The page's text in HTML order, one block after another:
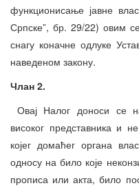
функционисање јавне
Српске”, бр. 29/22) овим
снагу коначне одлуке
наведеном закону.
Члан 2.
Овај Налог доноси се
високог представника и
којег домаћег органа
односу на било које
прописа или акта, било